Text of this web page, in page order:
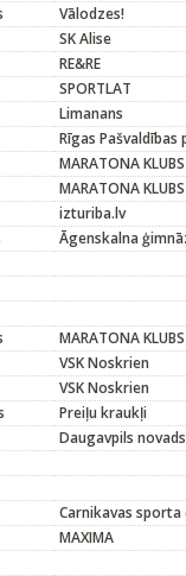
Vālodzes!
SK Alise
RE&RE
SPORTLAT
Limanans
Rīgas Pašvaldības
MARATONA KLUBS
MARATONA KLUBS
izturiba.lv
Āgenskalna
MARATONA KLUBS
VSK Noskrien
VSK Noskrien
Preiļu kraukļi
Daugavpils novads
Carnikavas sporta
MAXIMA